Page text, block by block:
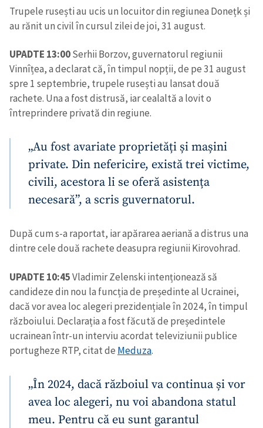
Trupele rusești au ucis un locuitor din regiunea Donețk și
au rănit un civil în cursul zilei de joi, 31 august.
UPADTE 13:00Serhii Borzov, guvernatorul regiunii
Vinnîțea, a declarat că, în timpul nopții, de pe 31 august
spre 1 septembrie, trupele rusești au lansat două
rachete. Una a fost distrusă, iar cealaltă a lovit o
întreprindere privată din regiune.
„Au fost avariate proprietăți și mașini
private. Din nefericire, există trei victime,
civili, acestora li se oferă asistența
necesară”, a scris guvernatorul.
După cum s-a raportat, iar apărarea aeriană a distrus una
dintre cele două rachete deasupra regiunii Kirovohrad.
UPADTE 10:45Vladimir Zelenski intenționează să
candideze din nou la funcția de președinte al Ucrainei,
dacă vor avea loc alegeri prezidențiale în 2024, în timpul
războiului. Declarația a fost făcută de președintele
ucrainean într-un interviu acordat televiziunii publice
portugheze RTP, citat de Meduza.
„În 2024, dacă războiul va continua și vor
avea loc alegeri, nu voi abandona statul
meu. Pentru că eu sunt garantul